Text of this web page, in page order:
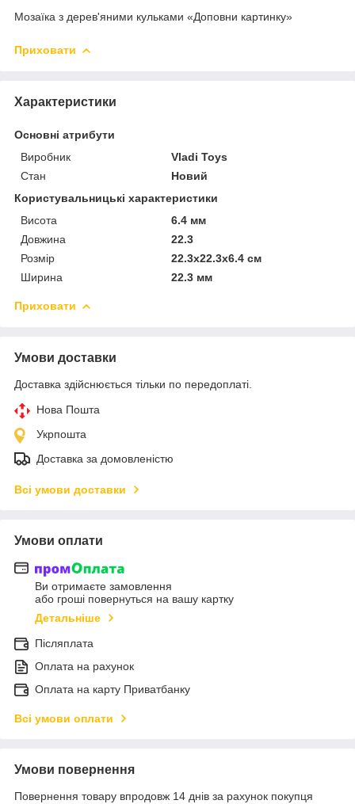
Мозаїка з дерев'яними кульками «Доповни картинку»
Приховати
Характеристики
Основні атрибути
Виробник
Vladi Toys
Стан
Новий
Користувальницькі характеристики
Висота
6.4 мм
Довжина
22.3
Розмір
22.3x22.3x6.4 см
Ширина
22.3 мм
Приховати
Умови доставки
Доставка здійснюється тільки по передоплаті.
Нова Пошта
Укрпошта
Доставка за домовленістю
Всі умови доставки
Умови оплати
Ви отримаєте замовлення
або гроші повернуться на вашу картку
Детальніше
Післяплата
Оплата на рахунок
Оплата на карту Приватбанку
Всі умови оплати
Умови повернення
Повернення товару впродовж 14 днів за рахунок покупця